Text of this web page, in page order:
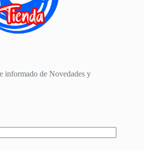
informado de Novedades y